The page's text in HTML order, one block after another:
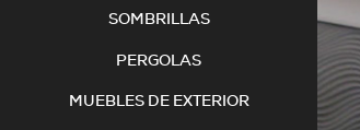
SOMBRILLAS
PERGOLAS
MUEBLES DE EXTERIOR